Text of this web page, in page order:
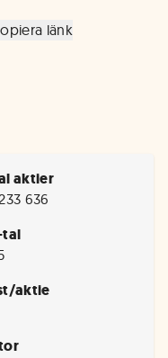
länk
aktier
636
tal
aktie